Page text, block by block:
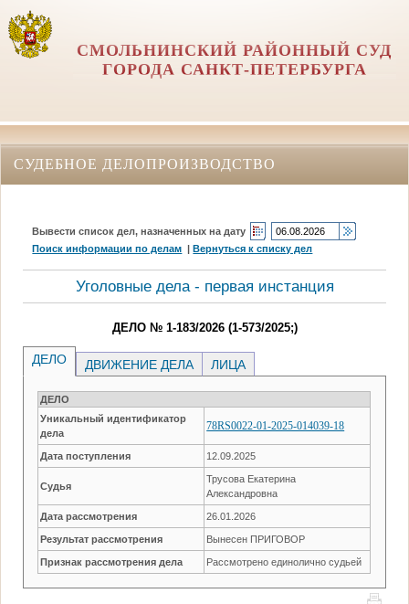
СМОЛЬНИНСКИЙ РАЙОННЫЙ СУД
ГОРОДА САНКТ-ПЕТЕРБУРГА
СУДЕБНОЕ ДЕЛОПРОИЗВОДСТВО
Вывести список дел, назначенных на дату
Поиск информации по делам |Вернуться к списку дел
Уголовные дела - первая инстанция
ДЕЛО № 1-183/2026 (1-573/2025;)
ДЕЛО ДВИЖЕНИЕ ДЕЛА ЛИЦА
ДЕЛО
Уникальный идентификатор
дела
78RS0022-01-2025-014039-18
Дата поступления 12.09.2025
Судья
Трусова Екатерина
Александровна
Дата рассмотрения 26.01.2026
Результат рассмотрения Вынесен ПРИГОВОР
Признак рассмотрения дела Рассмотрено единолично судьей